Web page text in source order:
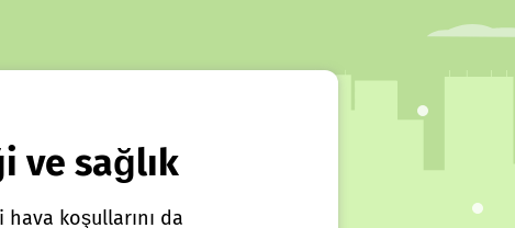
ve sağlık
koşullarını da